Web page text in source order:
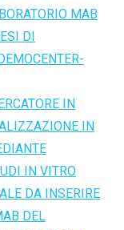
MAB
DI
IN
IN
IN VITRO
DA INSERIRE
DEL